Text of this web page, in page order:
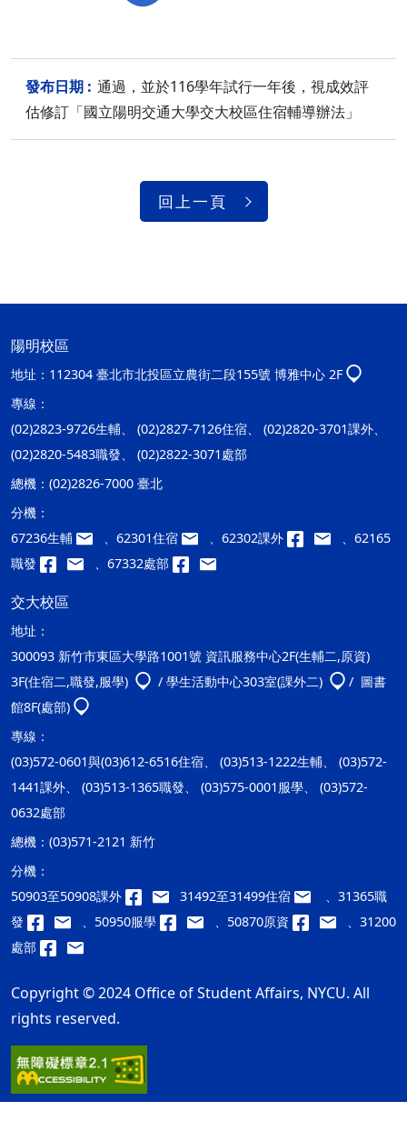
通過，並於116學年試行一年後，視成效評
估修訂「國立陽明交通大學交大校區住宿輔導辦法」
回上一頁
陽明校區
地址： 112304 臺北市北投區立農街二段155號 博雅中心 2F
專線：
(02)2823-9726生輔、 (02)2827-7126住宿、 (02)2820-3701課外、
(02)2820-5483職發、 (02)2822-3071處部
總機： (02)2826-7000 臺北
分機：
67236生輔
、62301住宿 、62302課外
、62165
職發
、67332處部
交大校區
地址：
300093 新竹市東區大學路1001號 資訊服務中心2F(生輔二,原資)
3F(住宿二,職發,服學)
/ 學生活動中心303室(課外二)
/ 圖書
館8F(處部)
專線：
(03)572-0601與(03)612-6516住宿、 (03)513-1222生輔、 (03)572-
1441課外、 (03)513-1365職發、 (03)575-0001服學、 (03)572-
0632處部
總機： (03)571-2121 新竹
分機：
50903至50908課外
31492至31499住宿
、31365職
發
、50950服學 、50870原資
、31200
處部
Copyright © 2024 Office of Student Affairs, NYCU. All
rights reserved.